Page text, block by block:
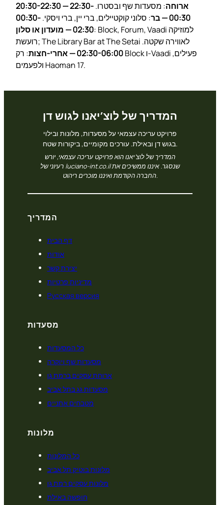
20:30-22:30 — ארוחה: מסעדות שף ובסטרו.22:30-
00:30 — בר
: סלוני קוקטיילים, ברי יין, ברי ויסקי.00:30-
02:30 — מועדון או סלון: Block, Forum, Vaadi למוזיקה
רועשת; The Library Bar at The Setai לאווירה שקטה.
02:30-06:00 — אחרי-חצות
: רק Block ו-Vaadi פעילים,
ולפעמים Haoman 17.
המדריך של לוצ’יאנו לגוש דן
פרויקט עריכה עצמאי על מסעדות, מלונות ובילוי
בגוש דן ובאילת. עורכים מקומיים, ביקורות שטח.
המדריך של לוצ’יאנו הוא פרויקט עריכה עצמאי, יורש
רעיוני של luciano-int.co.il שנסגר. איננו ממשיכים את
החברה הקודמת ואיננו מוכרים ריהוט.
המדריך
דף הבית
אודות
יצירת קשר
מדיניות פרטיות
Русская версия
מסעדות
כל המסעדות
מסעדות שף ויוקרה
ארוחת עסקים ברמת גן
מסעדות גג בתל אביב
מטבחים אתניים
מלונות
כל המלונות
מלונות בוטיק תל אביב
מלונות עסקים רמת גן
חופשה באילת